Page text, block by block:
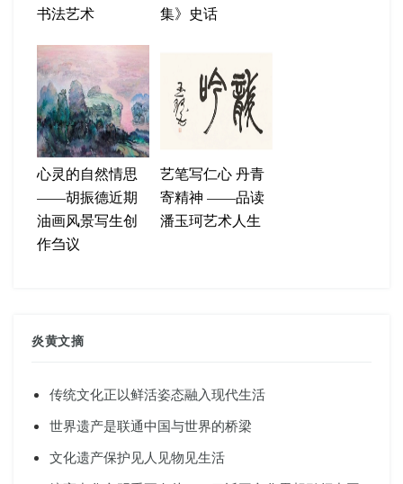
书法艺术
集》史话
心灵的自然情思
——胡振德近期
油画风景写生创
作刍议
艺笔写仁心 丹青
寄精神 ——品读
潘玉珂艺术人生
炎黄文摘
传统文化正以鲜活姿态融入现代生活
世界遗产是联通中国与世界的桥梁
文化遗产保护见人见物见生活